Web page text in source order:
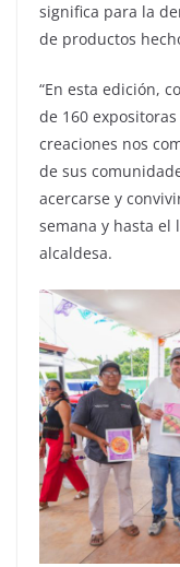
significa para la
de productos
“En esta edición,
de 160
creaciones nos
de sus
acercarse y
semana y hasta el
alcaldesa.